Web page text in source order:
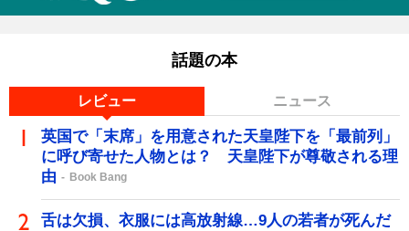
話題の本
レビュー ニュース
英国で「末席」を用意された天皇陛下を「最前列」
に呼び寄せた人物とは？ 天皇陛下が尊敬される理
由
Book Bang
舌は欠損、衣服には高放射線…9人の若者が死んだ